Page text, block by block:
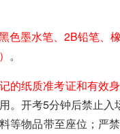
色墨水笔、2B铅笔、
。
的纸质准考证和有效
。开考5分钟后禁止
等物品带至座位；严